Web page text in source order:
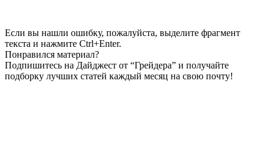
Если вы нашли ошибку, пожалуйста, выделите фрагмент
текста и нажмите Ctrl+Enter.
Понравился материал?
Подпишитесь на Дайджест от “Грейдера” и получайте
подборку лучших статей каждый месяц на свою почту!